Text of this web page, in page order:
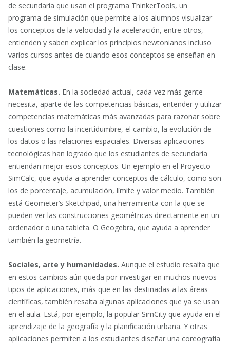
de secundaria que usan el programa ThinkerTools, un
programa de simulación que permite a los alumnos visualizar
los conceptos de la velocidad y la aceleración, entre otros,
entienden y saben explicar los principios newtonianos incluso
varios cursos antes de cuando esos conceptos se enseñan en
clase.
Matemáticas. En la sociedad actual, cada vez más gente
necesita, aparte de las competencias básicas, entender y utilizar
competencias matemáticas más avanzadas para razonar sobre
cuestiones como la incertidumbre, el cambio, la evolución de
los datos o las relaciones espaciales. Diversas aplicaciones
tecnológicas han logrado que los estudiantes de secundaria
entiendan mejor esos conceptos. Un ejemplo en el Proyecto
SimCalc, que ayuda a aprender conceptos de cálculo, como son
los de porcentaje, acumulación, límite y valor medio. También
está Geometer’s Sketchpad, una herramienta con la que se
pueden ver las construcciones geométricas directamente en un
ordenador o una tableta. O Geogebra, que ayuda a aprender
también la geometría.
Sociales, arte y humanidades. Aunque el estudio resalta que
en estos cambios aún queda por investigar en muchos nuevos
tipos de aplicaciones, más que en las destinadas a las áreas
científicas, también resalta algunas aplicaciones que ya se usan
en el aula. Está, por ejemplo, la popular SimCity que ayuda en el
aprendizaje de la geografía y la planificación urbana. Y otras
aplicaciones permiten a los estudiantes diseñar una coreografía